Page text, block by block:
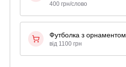
400 грн/слово
Футболка з орнаментом
від 1100 грн